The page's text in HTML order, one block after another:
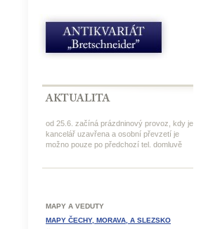
od 25.6. začíná prázdninový provoz, kdy je
kancelář uzavřena a osobní převzetí je
možno pouze po předchozí tel. domluvě
MAPY A VEDUTY
MAPY ČECHY, MORAVA, A SLEZSKO